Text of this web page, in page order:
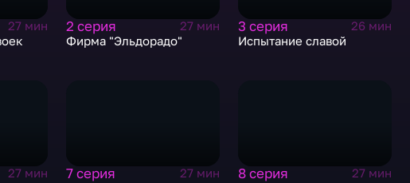
27 мин
2 серия
27 мин
Фирма "Эльдорадо"
3 серия
26 мин
Испытание славой
27 мин
7 серия
27 мин
8 серия
27 мин